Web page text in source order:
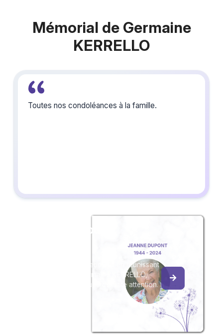
Mémorial de Germaine
KERRELLO
Toutes nos condoléances à la famille.
Créez un album
Créez un album collaboratif en réunissant
les hommages à Germaine KERRELLO,
pour vous ou pour une délicate attention.